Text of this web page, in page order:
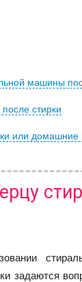
машины
стирки
или
задаются